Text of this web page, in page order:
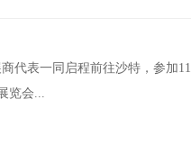
代表一同启程前往沙特，参加11
览会...